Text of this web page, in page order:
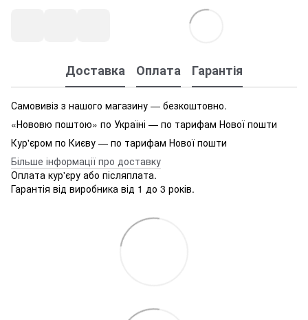
Доставка Оплата Гарантія
Самовивіз з нашого магазину — безкоштовно.
«Нововю поштою» по Україні — по тарифам Нової пошти
Кур'єром по Києву — по тарифам Нової пошти
Більше інформації про доставку
Оплата кур'єру або післяплата.
Гарантія від виробника від 1 до 3 років.